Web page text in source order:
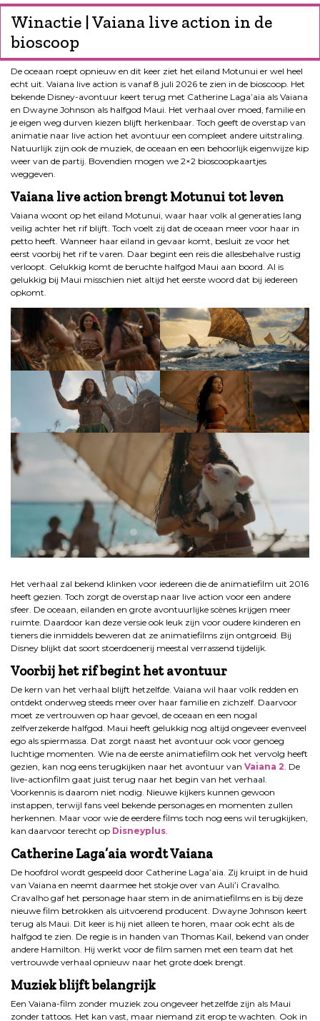
Winactie | Vaiana live action in de
bioscoop
De oceaan roept opnieuw en dit keer ziet het eiland Motunui er wel heel
echt uit. Vaiana live action is vanaf 8 juli 2026 te zien in de bioscoop. Het
bekende Disney-avontuur keert terug met Catherine Laga’aia als Vaiana
en Dwayne Johnson als halfgod Maui. Het verhaal over moed, familie en
je eigen weg durven kiezen blijft herkenbaar. Toch geeft de overstap van
animatie naar live action het avontuur een compleet andere uitstraling.
Natuurlijk zijn ook de muziek, de oceaan en een behoorlijk eigenwijze kip
weer van de partij. Bovendien mogen we 2×2 bioscoopkaartjes
weggeven.
Vaiana live action brengt Motunui tot leven
Vaiana woont op het eiland Motunui, waar haar volk al generaties lang
veilig achter het rif blijft. Toch voelt zij dat de oceaan meer voor haar in
petto heeft. Wanneer haar eiland in gevaar komt, besluit ze voor het
eerst voorbij het rif te varen. Daar begint een reis die allesbehalve rustig
verloopt. Gelukkig komt de beruchte halfgod Maui aan boord. Al is
gelukkig bij Maui misschien niet altijd het eerste woord dat bij iedereen
opkomt.
Het verhaal zal bekend klinken voor iedereen die de animatiefilm uit 2016
heeft gezien. Toch zorgt de overstap naar live action voor een andere
sfeer. De oceaan, eilanden en grote avontuurlijke scènes krijgen meer
ruimte. Daardoor kan deze versie ook leuk zijn voor oudere kinderen en
tieners die inmiddels beweren dat ze animatiefilms zijn ontgroeid. Bij
Disney blijkt dat soort stoerdoenerij meestal verrassend tijdelijk.
Voorbij het rif begint het avontuur
De kern van het verhaal blijft hetzelfde. Vaiana wil haar volk redden en
ontdekt onderweg steeds meer over haar familie en zichzelf. Daarvoor
moet ze vertrouwen op haar gevoel, de oceaan en een nogal
zelfverzekerde halfgod. Maui heeft gelukkig nog altijd ongeveer evenveel
ego als spiermassa. Dat zorgt naast het avontuur ook voor genoeg
luchtige momenten. Wie na de eerste animatiefilm ook het vervolg heeft
gezien, kan nog eens terugkijken naar het avontuur van Vaiana 2. De
live-actionfilm gaat juist terug naar het begin van het verhaal.
Voorkennis is daarom niet nodig. Nieuwe kijkers kunnen gewoon
instappen, terwijl fans veel bekende personages en momenten zullen
herkennen. Maar voor wie de eerdere films toch nog eens wil terugkijken,
kan daarvoor terecht op Disneyplus.
Catherine Laga’aia wordt Vaiana
De hoofdrol wordt gespeeld door Catherine Laga’aia. Zij kruipt in de huid
van Vaiana en neemt daarmee het stokje over van Auliʻi Cravalho.
Cravalho gaf het personage haar stem in de animatiefilms en is bij deze
nieuwe film betrokken als uitvoerend producent. Dwayne Johnson keert
terug als Maui. Dit keer is hij niet alleen te horen, maar ook echt als de
halfgod te zien. De regie is in handen van Thomas Kail, bekend van onder
andere Hamilton. Hij werkt voor de film samen met een team dat het
vertrouwde verhaal opnieuw naar het grote doek brengt.
Muziek blijft belangrijk
Een Vaiana-film zonder muziek zou ongeveer hetzelfde zijn als Maui
zonder tattoos. Het kan vast, maar niemand zit erop te wachten. Ook in